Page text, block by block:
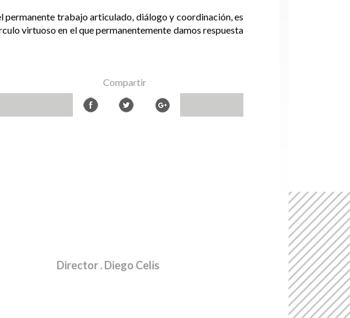
permanente trabajo articulado, diálogo y coordinación, es
virtuoso en el que permanentemente damos respuesta
Compartir
Director. Diego Celis